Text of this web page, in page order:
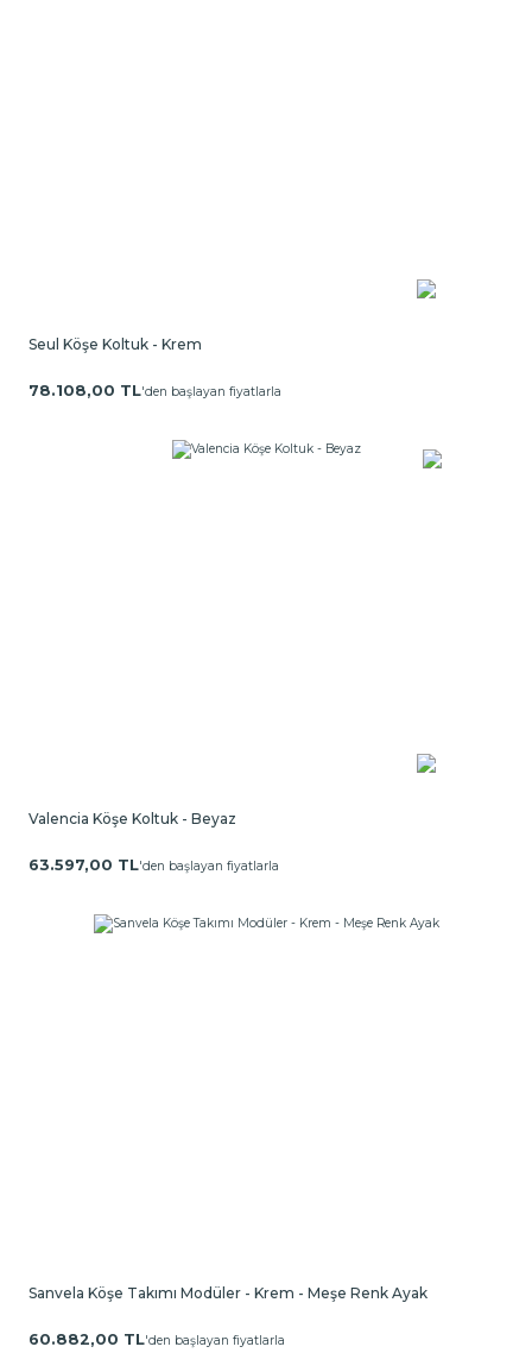
Seul Köşe Koltuk - Krem
78.108,00 TL'den başlayan fiyatlarla
Valencia Köşe Koltuk - Beyaz
63.597,00 TL'den başlayan fiyatlarla
Sanvela Köşe Takımı Modüler - Krem - Meşe Renk Ayak
60.882,00 TL'den başlayan fiyatlarla